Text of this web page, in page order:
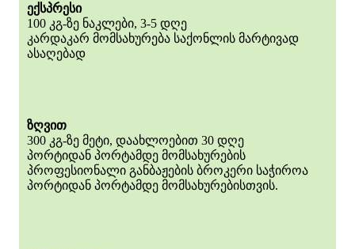
ექსპრესი
100 კგ-ზე ნაკლები, 3-5 დღე
კარდაკარ მომსახურება საქონლის მარტივად
ასაღებად
ზღვით
300 კგ-ზე მეტი, დაახლოებით 30 დღე
პორტიდან პორტამდე მომსახურების
პროფესიონალი განბაჟების ბროკერი საჭიროა
პორტიდან პორტამდე მომსახურებისთვის.